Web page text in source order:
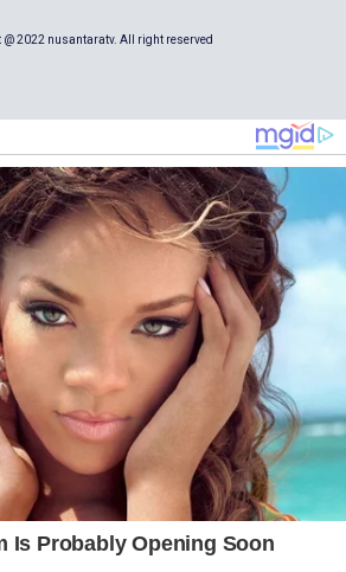
@ 2022 nusantaratv. All right reserved